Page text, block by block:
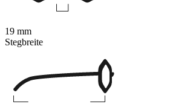
19 mm
Stegbreite